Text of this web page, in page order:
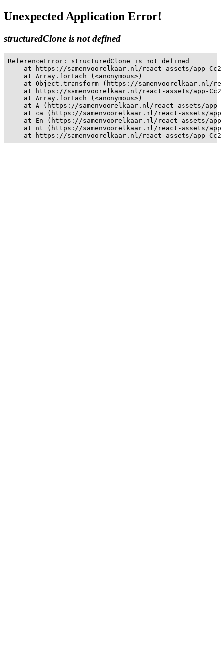
Unexpected Application Error!
structuredClone is not defined
ReferenceError: structuredClone is not defined
at https://samenvoorelkaar.nl/react-assets/app-
    at Array.forEach (<anonymous>)
at Object.transform (https://samenvoorelkaar.nl/
at https://samenvoorelkaar.nl/react-assets/app-
    at Array.forEach (<anonymous>)
at A (https://samenvoorelkaar.nl/react-assets/
at ca (https://samenvoorelkaar.nl/react-assets/
at En (https://samenvoorelkaar.nl/react-assets/
at nt (https://samenvoorelkaar.nl/react-assets/
at https://samenvoorelkaar.nl/react-assets/app-